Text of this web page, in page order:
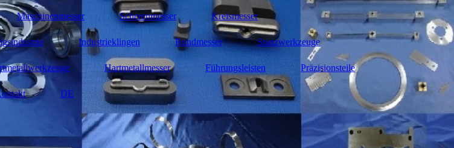
Maschinenmesser Scherenmesser Kreismesser
Industrieklingen Rundmesser Stanzwerkzeuge
Hartmetallmesser Führungsleisten Präzisionsteile
DE